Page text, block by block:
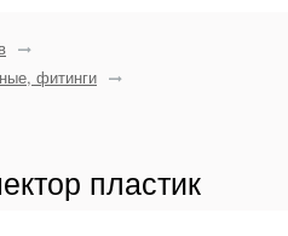
фитинги
пластик